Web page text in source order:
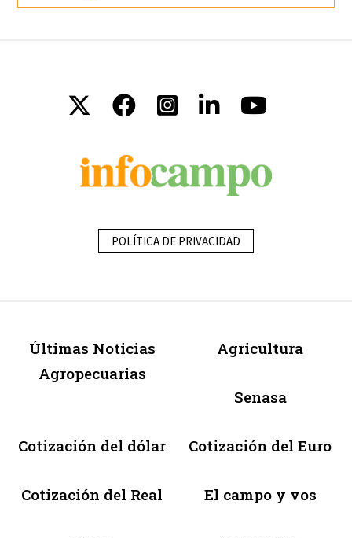
POLÍTICA DE PRIVACIDAD
Últimas Noticias
Agropecuarias
Agricultura
Senasa
Cotización del dólar Cotización del Euro
Cotización del Real El campo y vos